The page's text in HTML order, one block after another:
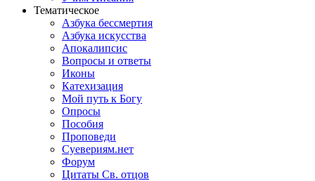
Тематическое
Азбука бессмертия
Азбука искусства
Апокалипсис
Вопросы и ответы
Иконы
Катехизация
Мой путь к Богу
Опросы
Пособия
Проповеди
Суевериям.нет
Форум
Цитаты Св. отцов